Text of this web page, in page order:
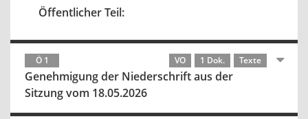
Öffentlicher Teil:
Ö 1 VO 1 Dok. Texte
Genehmigung der Niederschrift aus der
Sitzung vom 18.05.2026